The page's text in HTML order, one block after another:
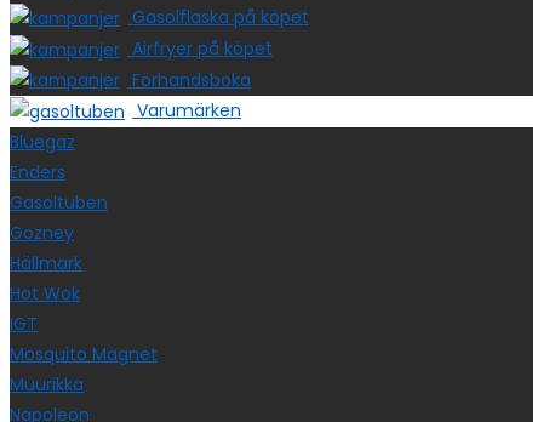
Gasolflaska på köpet
Airfryer på köpet
Förhandsboka
Varumärken
Bluegaz
Enders
Gasoltuben
Gozney
Hällmark
Hot Wok
IGT
Mosquito Magnet
Muurikka
Napoleon